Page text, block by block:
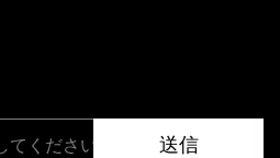
送信